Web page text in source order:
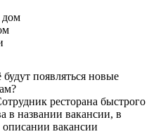
появляться новые
ресторана быстрого
в названии вакансии, в
вакансии